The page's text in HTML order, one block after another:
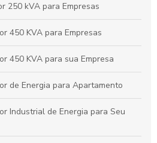
e Confiabilidade para Seu
250 kVA para Empresas
450 KVA para Empresas
450 KVA para sua Empresa
de Energia para Apartamento
Industrial de Energia para Seu